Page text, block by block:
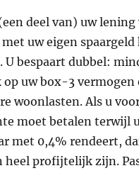
deel van) uw lening
uw eigen spaargeld
U bespaart dubbel:
uw box-3 vermogen
woonlasten. Als u
moet betalen terwijl
met 0,4% rendeert,
heel profijtelijk zijn.